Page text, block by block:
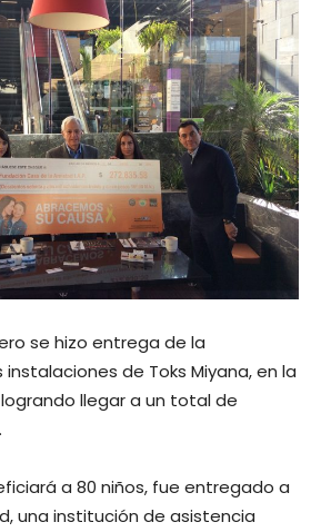
se hizo entrega de la
de Toks Miyana, en la
llegar a un total de
a 80 niños, fue entregado a
una institución de asistencia